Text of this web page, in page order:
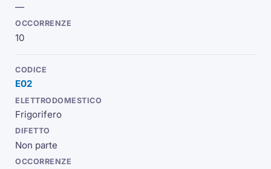
—
10
E02
Frigorifero
Non parte